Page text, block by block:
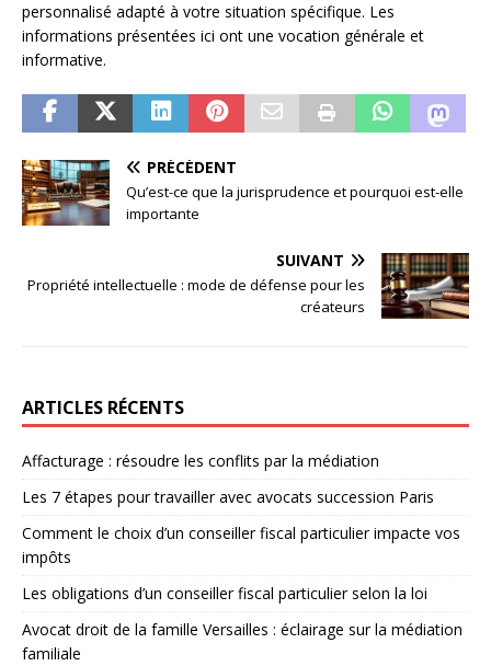
personnalisé adapté à votre situation spécifique. Les
informations présentées ici ont une vocation générale et
informative.
PRÉCÉDENT
Qu’est-ce que la jurisprudence et pourquoi est-elle
importante
SUIVANT
Propriété intellectuelle : mode de défense pour les
créateurs
ARTICLES RÉCENTS
Affacturage : résoudre les conflits par la médiation
Les 7 étapes pour travailler avec avocats succession Paris
Comment le choix d’un conseiller fiscal particulier impacte vos
impôts
Les obligations d’un conseiller fiscal particulier selon la loi
Avocat droit de la famille Versailles : éclairage sur la médiation
familiale